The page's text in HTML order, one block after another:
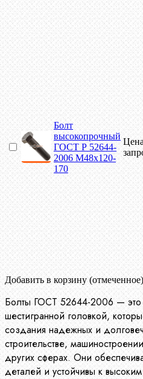
Болт
высокопрочный
ГОСТ Р 52644-
2006 М48х120-
170
Добавить в корзину (отмеченное)
Болты ГОСТ 52644-2006 —
шестигранной головкой,
создания надежных и
строительстве,
других сферах. Они
деталей и устойчивы к высоким